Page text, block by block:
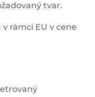
tvar.
rámci EU v cene